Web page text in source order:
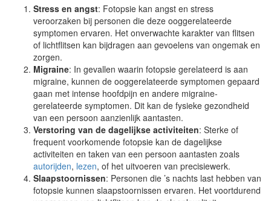
Stress en angst: Fotopsie kan angst en stress
veroorzaken bij personen die deze ooggerelateerde
symptomen ervaren. Het onverwachte karakter van flitsen
of lichtflitsen kan bijdragen aan gevoelens van ongemak en
zorgen.
Migraine: In gevallen waarin fotopsie gerelateerd is aan
migraine, kunnen de ooggerelateerde symptomen gepaard
gaan met intense hoofdpijn en andere migraine-
gerelateerde symptomen. Dit kan de fysieke gezondheid
van een persoon aanzienlijk aantasten.
Verstoring van de dagelijkse activiteiten: Sterke of
frequent voorkomende fotopsie kan de dagelijkse
activiteiten en taken van een persoon aantasten zoals
autorijden, lezen, of het uitvoeren van precisiewerk.
Slaapstoornissen: Personen die ’s nachts last hebben van
fotopsie kunnen slaapstoornissen ervaren. Het voortdurend